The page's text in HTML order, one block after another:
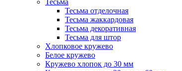
Тесьма
Тесьма отделочная
Тесьма жаккардовая
Тесьма декоративная
Тесьма для штор
Хлопковое кружево
Белое кружево
Кружево хлопок до 30 мм